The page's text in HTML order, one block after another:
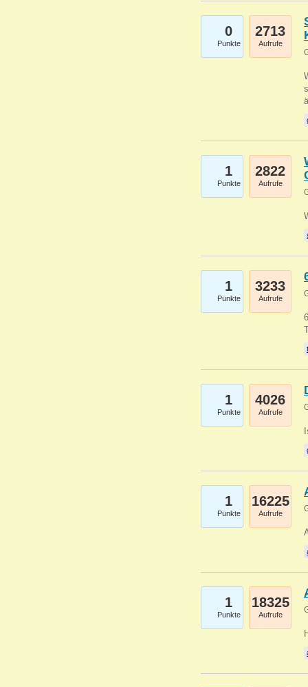
0
Punkte
2713
Aufrufe
1
Punkte
2822
Aufrufe
1
Punkte
3233
Aufrufe
1
Punkte
4026
Aufrufe
1
Punkte
16225
Aufrufe
1
Punkte
18325
Aufrufe